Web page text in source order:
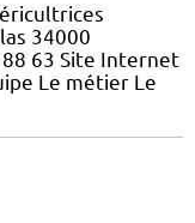
34000
63 Site Internet
Le métier Le